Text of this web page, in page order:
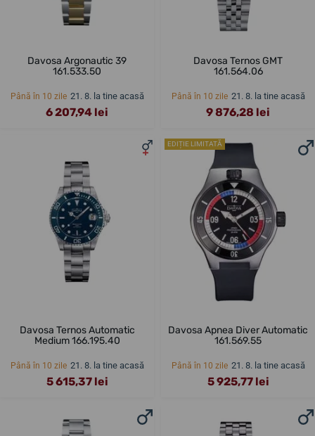
Davosa Argonautic 39
161.533.50
Până în 10 zile 21. 8. la tine acasă
6 207,94 lei
Davosa Ternos GMT
161.564.06
Până în 10 zile 21. 8. la tine acasă
9 876,28 lei
Davosa Ternos Automatic
Medium 166.195.40
Până în 10 zile 21. 8. la tine acasă
5 615,37 lei
EDIȚIE LIMITATĂ
Davosa Apnea Diver Automatic
161.569.55
Până în 10 zile 21. 8. la tine acasă
5 925,77 lei